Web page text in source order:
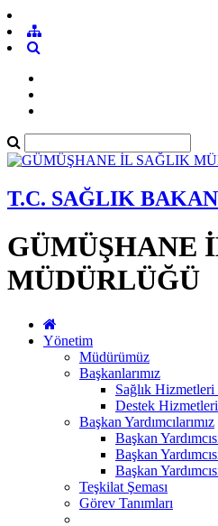
T.C. SAĞLIK
GÜMÜŞHANE
MÜDÜRLÜĞÜ
Yönetim
Müdürümüz
Başkanlarımız
Sağlık
Destek Hizmetleri
Başkan Yardımcılarımız
Başkan
Başkan
Başkan
Teşkilat Şeması
Görev Tanımları